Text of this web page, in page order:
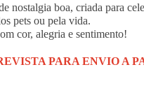
nostalgia boa, criada para
pets ou pela vida.
cor, alegria e sentimento!
PARA ENVIO A